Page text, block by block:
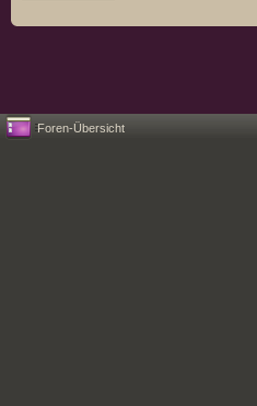
Foren-Übersicht